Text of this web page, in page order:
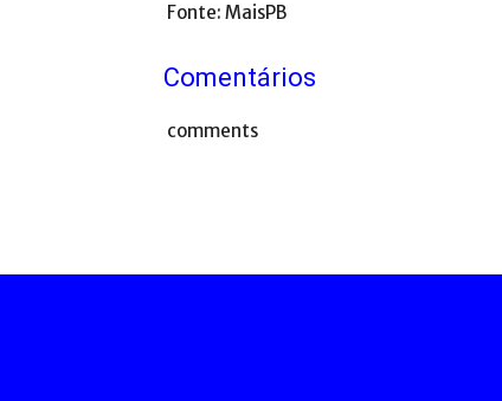
Fonte: MaisPB
Comentários
comments